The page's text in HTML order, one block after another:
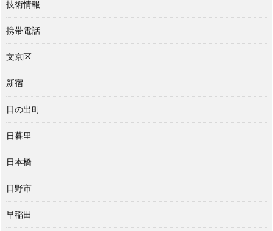
技術情報
携帯電話
文京区
新宿
日の出町
日暮里
日本橋
日野市
早稲田